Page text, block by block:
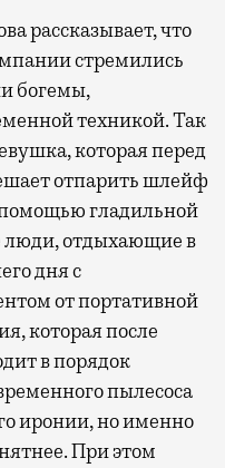
рассказывает, что
стремились
богемы,
техникой. Так
которая перед
отпарить шлейф
помощью гладильной
люди, отдыхающие в
дня с
от портативной
которая после
в порядок
пылесоса
иронии, но именно
При этом